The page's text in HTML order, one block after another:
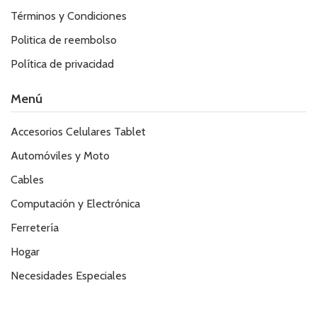
Términos y Condiciones
Politica de reembolso
Política de privacidad
Menú
Accesorios Celulares Tablet
Automóviles y Moto
Cables
Computación y Electrónica
Ferretería
Hogar
Necesidades Especiales